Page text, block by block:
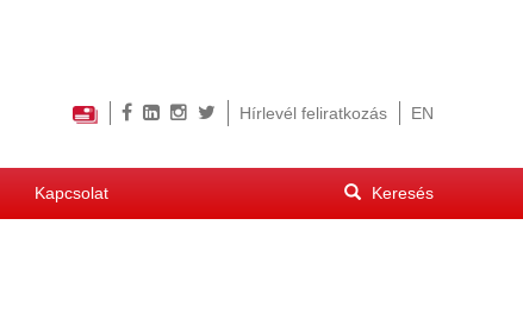
Hírlevél feliratkozás EN
Kapcsolat
Keresés
űrlap